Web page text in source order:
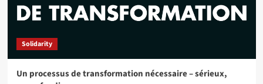
Solidarity
Un processus de transformation nécessaire – sérieux,